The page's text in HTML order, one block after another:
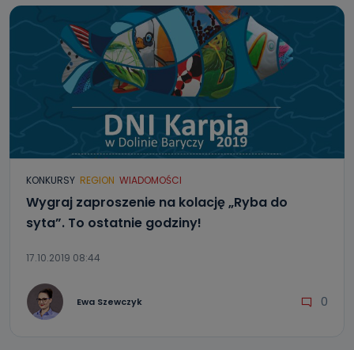
KONKURSY REGION WIADOMOŚCI
Wygraj zaproszenie na kolację „Ryba do
syta”. To ostatnie godziny!
17.10.2019 08:44
Ewa Szewczyk 0